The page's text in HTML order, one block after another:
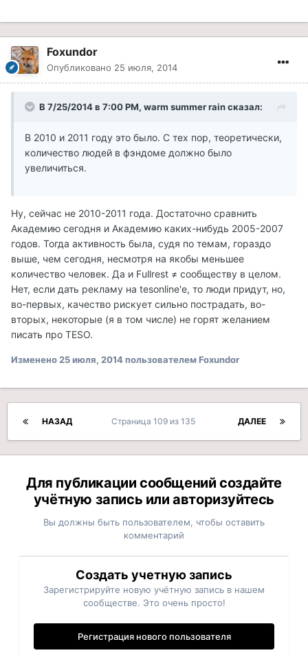
Foxundor
Опубликовано 25 июля, 2014
В 7/25/2014 в 7:00 PM, warm summer rain сказал:
В 2010 и 2011 году это было. С тех пор, теоретически,
количество людей в фэндоме должно было
увеличиться.
Ну, сейчас не 2010-2011 года. Достаточно сравнить
Академию сегодня и Академию каких-нибудь 2005-2007
годов. Тогда активность была, судя по темам, гораздо
выше, чем сегодня, несмотря на якобы меньшее
количество человек. Да и Fullrest ≠ сообществу в целом.
Нет, если дать рекламу на tesonline'e, то люди придут, но,
во-первых, качество рискует сильно пострадать, во-
вторых, некоторые (я в том числе) не горят желанием
писать про TESO.
Изменено 25 июля, 2014пользователем Foxundor
НАЗАД ДАЛЕЕ
Страница 109 из 135
Для публикации сообщений создайте
учётную запись или авторизуйтесь
Вы должны быть пользователем, чтобы оставить
комментарий
Создать учетную запись
Зарегистрируйте новую учётную запись в нашем
сообществе. Это очень просто!
Регистрация нового пользователя